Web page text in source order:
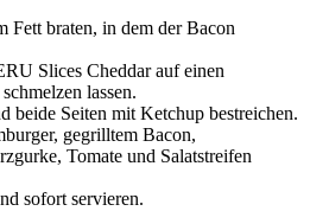
Fett braten, in dem der Bacon
Slices Cheddar auf einen
lassen.
beide Seiten mit Ketchup bestreichen.
gegrilltem Bacon,
Tomate und Salatstreifen
sofort servieren.